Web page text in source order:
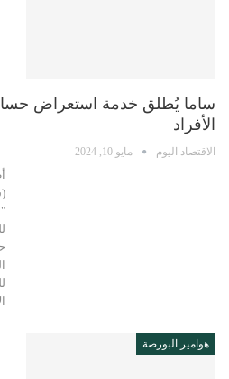
ساما يُطلق خدمة استعراض
الأفراد
الاقتصاد اليوم مايو 10, 2024
هوامير البورصة